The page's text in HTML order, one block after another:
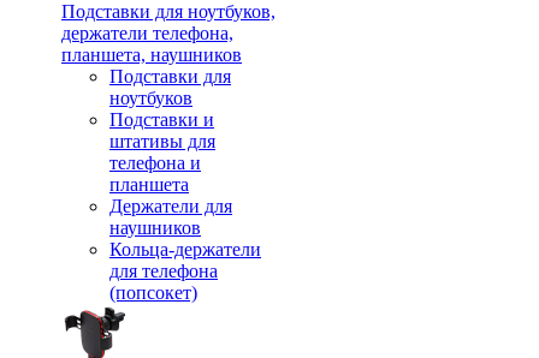
Подставки для ноутбуков,
держатели телефона,
планшета, наушников
Подставки для
ноутбуков
Подставки и
штативы для
телефона и
планшета
Держатели для
наушников
Кольца-держатели
для телефона
(попсокет)